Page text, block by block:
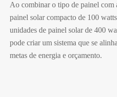
Ao combinar o tipo de painel com
painel solar compacto de 100
unidades de painel solar de 400
pode criar um sistema que se
metas de energia e orçamento.